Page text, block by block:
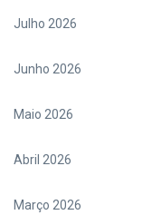
Julho 2026
Junho 2026
Maio 2026
Abril 2026
Março 2026